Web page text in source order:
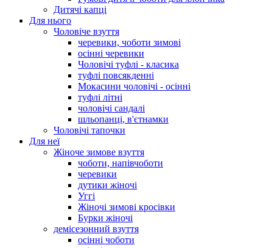
Дитячі капці
Для нього
Чоловіче взуття
черевики, чоботи зимові
осінні черевики
Чоловічі туфлі - класика
туфлі повсякденні
Мокасини чоловічі - осінні
туфлі літні
чоловічі сандалі
шльопанці, в'єтнамки
Чоловічі тапочки
Для неї
Жіноче зимове взуття
чоботи, напівчоботи
черевики
дутики жіночі
Уггі
Жіночі зимові кросівки
Бурки жіночі
демісезонний взуття
осінні чоботи